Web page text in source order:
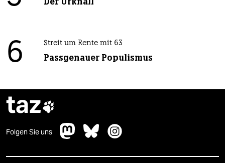
6 Streit um Rente mit 63
Passgenauer Populismus
taz
Folgen Sie uns